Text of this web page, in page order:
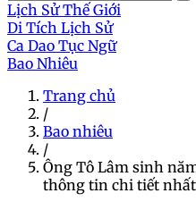
Lịch Sử Thế Giới
Di Tích Lịch Sử
Ca Dao Tục Ngữ
Bao Nhiêu
Trang chủ
/
Bao nhiêu
/
Ông Tô Lâm sinh
thông tin chi tiết nhất